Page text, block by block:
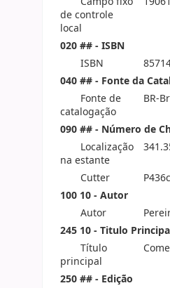
de controle
local
020 ## - ISBN
ISBN
040 ## - Fonte da
Fonte de
catalogação
BR-
090 ## - Número de
Localização
na estante
Cutter
P436c
100 10 - Autor
Autor
245 10 - Titulo
Título
principal
250 ## - Edição